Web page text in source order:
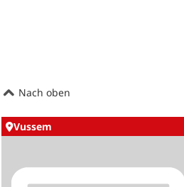
Nach oben
Vussem